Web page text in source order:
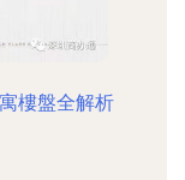
樓盤全解析